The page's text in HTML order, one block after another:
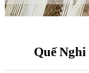
Quế